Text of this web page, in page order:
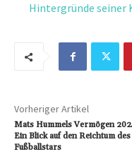
Hintergründe seiner
Vorheriger Artikel
Mats Hummels Vermögen
Ein Blick auf den Reichtum des
Fußballstars